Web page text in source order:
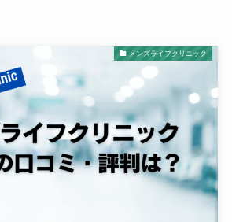
メンズライフクリニック